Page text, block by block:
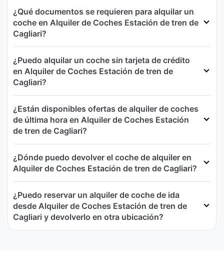
¿Qué documentos se requieren para alquilar un
coche en Alquiler de Coches Estación de tren de
Cagliari?
¿Puedo alquilar un coche sin tarjeta de crédito
en Alquiler de Coches Estación de tren de
Cagliari?
¿Están disponibles ofertas de alquiler de coches
de última hora en Alquiler de Coches Estación
de tren de Cagliari?
¿Dónde puedo devolver el coche de alquiler en
Alquiler de Coches Estación de tren de Cagliari?
¿Puedo reservar un alquiler de coche de ida
desde Alquiler de Coches Estación de tren de
Cagliari y devolverlo en otra ubicación?